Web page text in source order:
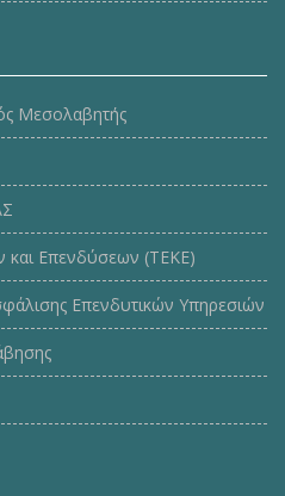
Μεσολαβητής
και Επενδύσεων (ΤΕΚE)
Επενδυτικών Υπηρεσιών